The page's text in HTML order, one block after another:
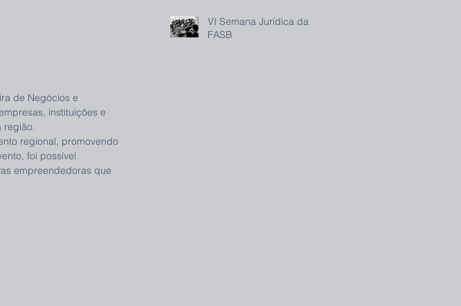
de Negócios e
instituições e
regional, promovendo
foi possível
empreendedoras que
VI Semana Jurídica da
FASB